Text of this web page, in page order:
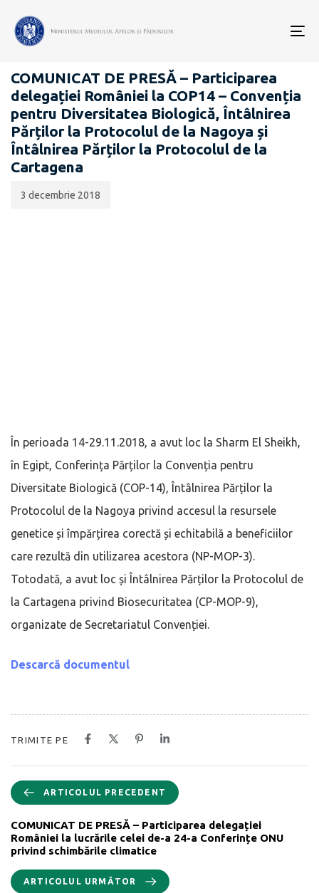
COMUNICATE DE PRESĂ
COMUNICAT DE PRESĂ – Participarea
delegației României la COP14 – Convenția
pentru Diversitatea Biologică, Întâlnirea
Părților la Protocolul de la Nagoya și
Întâlnirea Părților la Protocolul de la
Cartagena
publicării:
3 decembrie 2018
În perioada 14-29.11.2018, a avut loc la Sharm El Sheikh,
în Egipt, Conferința Părților la Convenția pentru
Diversitate Biologică (COP-14), Întâlnirea Părților la
Protocolul de la Nagoya privind accesul la resursele
genetice și împărțirea corectă și echitabilă a beneficiilor
care rezultă din utilizarea acestora (NP-MOP-3).
Totodată, a avut loc și Întâlnirea Părților la Protocolul de
la Cartagena privind Biosecuritatea (CP-MOP-9),
organizate de Secretariatul Convenției.
Descarcă documentul
TRIMITE PE
ARTICOLUL PRECEDENT
COMUNICAT DE PRESĂ – Participarea delegației
României la lucrările celei de-a 24-a Conferințe ONU
privind schimbările climatice
ARTICOLUL URMĂTOR